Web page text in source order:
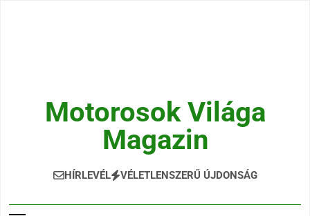
Motorosok Világa
Magazin
Hírek, Tesztek, Élmények Egy Helyen!
HÍRLEVÉL VÉLETLENSZERŰ ÚJDONSÁG